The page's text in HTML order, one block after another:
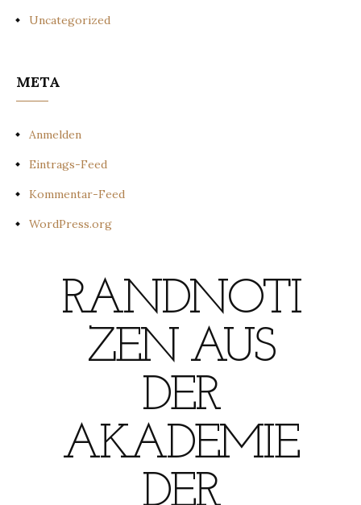
Uncategorized
META
Anmelden
Eintrags-Feed
Kommentar-Feed
WordPress.org
RANDNOTI
ZEN AUS
DER
AKADEMIE
DER